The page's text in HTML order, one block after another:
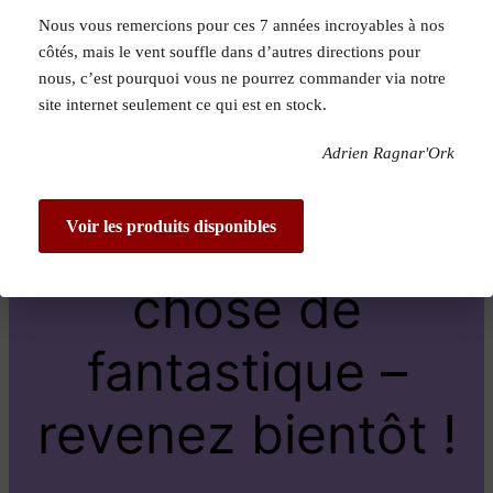
Pardon pour le
dérangement !
Nous travaillons
sur quelque
chose de
fantastique –
revenez bientôt !
Nous vous remercions pour ces 7 années incroyables à nos
côtés, mais le vent souffle dans d’autres directions pour
nous, c’est pourquoi vous ne pourrez commander via notre
site internet seulement ce qui est en stock.
Adrien Ragnar'Ork
Voir les produits disponibles